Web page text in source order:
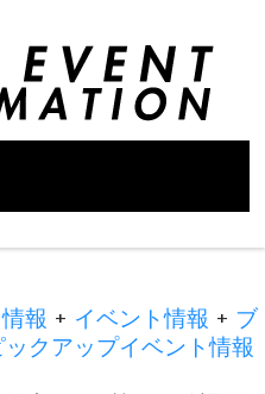
報 + イベント情報 + ブ
ックアップイベント情報